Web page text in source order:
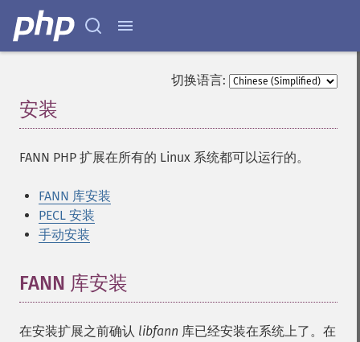
切换语言:
安装
FANN PHP 扩展在所有的 Linux 系统都可以运行的。
FANN 库安装
PECL 安装
手动安装
FANN 库安装
在安装扩展之前确认 libfann 库已经安装在系统上了。在